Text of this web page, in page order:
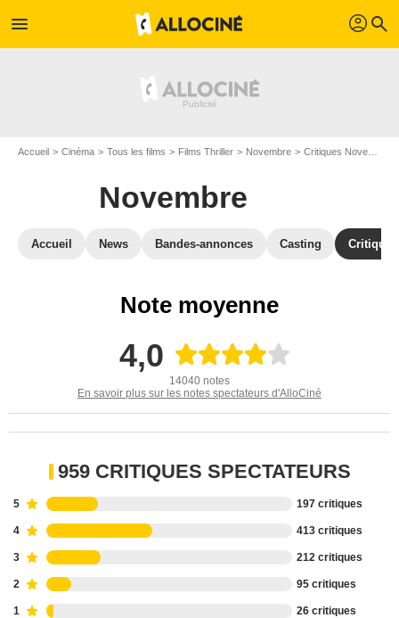
menu profil search
Accueil Cinéma Tous les films Films Thriller Novembre Critiques Novembre
Novembre
Accueil News Bandes-annonces Casting
Note moyenne
4,0
14040 notes
En savoir plus sur les notes spectateurs d'AlloCiné
959 CRITIQUES SPECTATEURS
5 197 critiques
4 413 critiques
3 212 critiques
2 95 critiques
1 26 critiques